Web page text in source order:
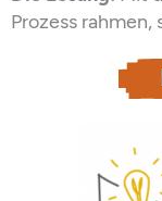
Prozess